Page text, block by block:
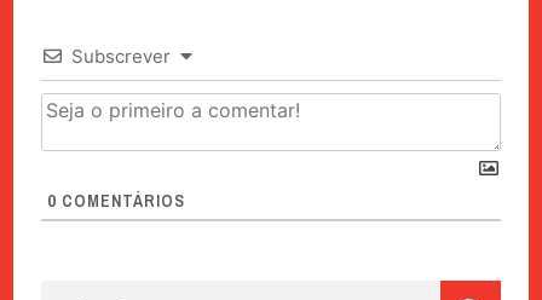
Subscrever
0 COMENTÁRIOS